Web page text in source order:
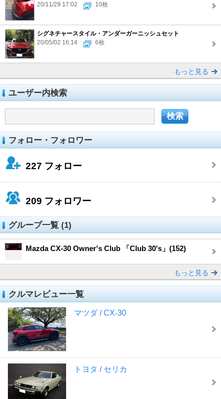
20/11/29 17:02 10枚
シグネチャースタイル・アンダーガーニッシュセット
20/05/02 16:14
6枚
もっと見る
ユーザー内検索
フォロー・フォロワー
227 フォロー
209 フォロワー
グループ一覧 (1)
Mazda CX-30 Owner's Club 「Club 30's」(152)
もっと見る
クルマレビュー一覧
マツダ / CX-30
トヨタ / セリカ